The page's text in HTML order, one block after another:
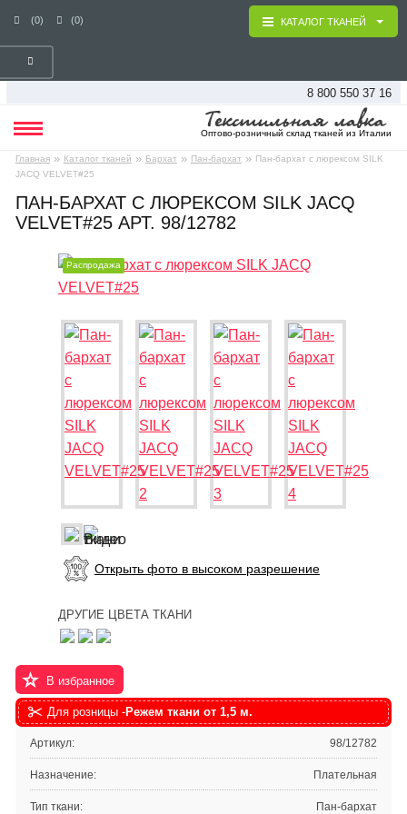
(0) (0)
8 800 550 37 16
Оптово-розничный склад тканей из Италии
Главная » Каталог тканей » Бархат » Пан-бархат » Пан-бархат с люрексом SILK
JACQ VELVET#25
КАТАЛОГ ТКАНЕЙ
ПАН-БАРХАТ С ЛЮРЕКСОМ SILK JACQ
VELVET#25 АРТ. 98/12782
Распродажа
Открыть фото в высоком разрешение
ДРУГИЕ ЦВЕТА ТКАНИ
В избранное
Для розницы -Режем ткани от 1,5 м.
Артикул: 98/12782
Назначение: Плательная
Тип ткани: Пан-бархат